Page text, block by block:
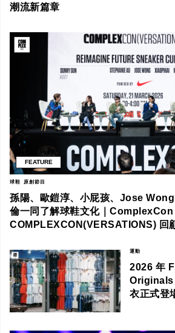
潮流新篇章
FEATURE
球鞋 原創節目
孫陽、歐鎧淳、小屁孩、Jose
倫一同了解球鞋文化｜ComplexCon
COMPLEXCON(VERSATIONS) 回
運動
2026 年
Originals
衣正式登